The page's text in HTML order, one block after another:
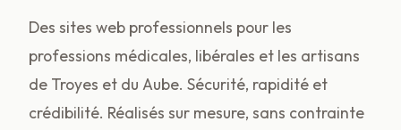
Des sites web professionnels pour les
professions médicales, libérales et les artisans
de Troyes et du Aube. Sécurité, rapidité et
crédibilité. Réalisés sur mesure, sans contrainte